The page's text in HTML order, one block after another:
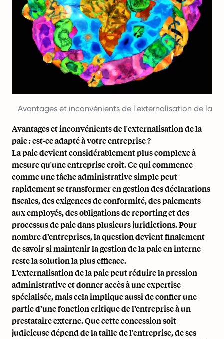
Avantages et inconvénients de l'externalisation de la
Avantages et inconvénients de l'externalisation de la
paie : est-ce adapté à votre entreprise ?
La paie devient considérablement plus complexe à
mesure qu'une entreprise croît. Ce qui commence
comme une tâche administrative simple peut
rapidement se transformer en gestion des déclarations
fiscales, des exigences de conformité, des paiements
aux employés, des obligations de reporting et des
processus de paie dans plusieurs juridictions. Pour
nombre d’entreprises, la question devient finalement
de savoir si maintenir la gestion de la paie en interne
reste la solution la plus efficace.
L’externalisation de la paie peut réduire la pression
administrative et donner accès à une expertise
spécialisée, mais cela implique aussi de confier une
partie d’une fonction critique de l’entreprise à un
prestataire externe. Que cette concession soit
judicieuse dépend de la taille de l'entreprise, de ses